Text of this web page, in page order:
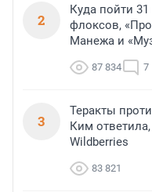
2
Куда пойти
флоксов,
Манежа и
87 834 7
3
Теракты
Ким
Wildberries
83 821